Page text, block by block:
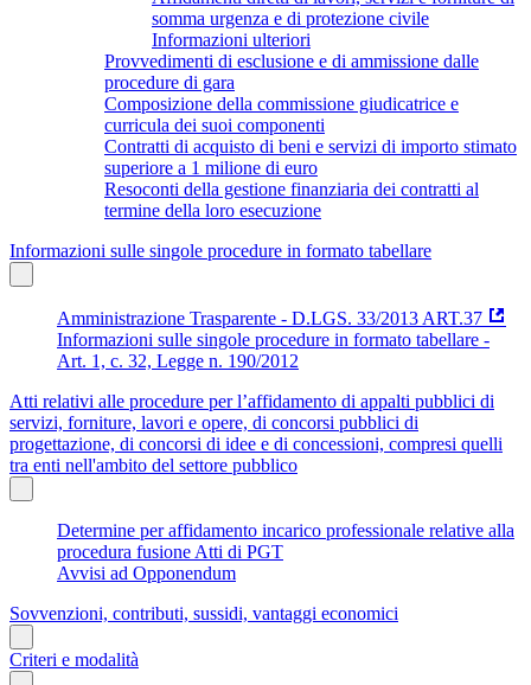
somma urgenza e di protezione civile
Informazioni ulteriori
Provvedimenti di esclusione e di ammissione dalle
procedure di gara
Composizione della commissione giudicatrice e
curricula dei suoi componenti
Contratti di acquisto di beni e servizi di importo stimato
superiore a 1 milione di euro
Resoconti della gestione finanziaria dei contratti al
termine della loro esecuzione
Informazioni sulle singole procedure in formato tabellare
Amministrazione Trasparente - D.LGS. 33/2013 ART.37
Informazioni sulle singole procedure in formato tabellare -
Art. 1, c. 32, Legge n. 190/2012
Atti relativi alle procedure per l’affidamento di appalti pubblici di
servizi, forniture, lavori e opere, di concorsi pubblici di
progettazione, di concorsi di idee e di concessioni, compresi quelli
tra enti nell'ambito del settore pubblico
Determine per affidamento incarico professionale relative alla
procedura fusione Atti di PGT
Avvisi ad Opponendum
Sovvenzioni, contributi, sussidi, vantaggi economici
Criteri e modalità